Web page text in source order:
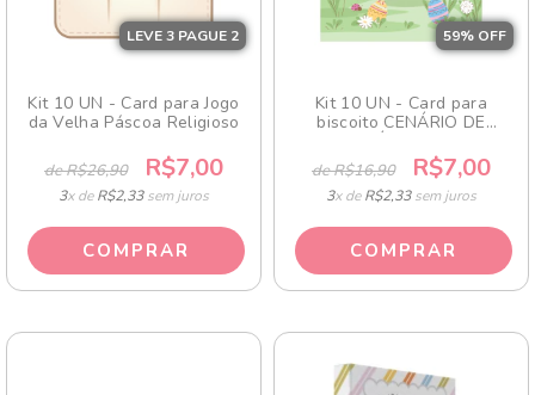
LEVE 3 PAGUE 2
Kit 10 UN - Card para Jogo
da Velha Páscoa Religioso
de R$26,90 R$7,00
3x deR$2,33sem juros
59% OFF
Kit 10 UN - Card para
biscoito CENÁRIO DE
de R$16,90 R$7,00
3x deR$2,33sem juros